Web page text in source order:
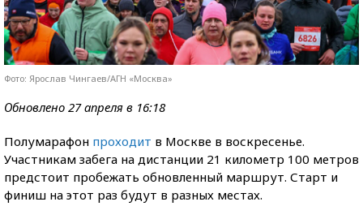
Фото: Ярослав Чингаев/АГН «Москва»
Обновлено 27 апреля в 16:18
Полумарафон проходит в Москве в воскресенье.
Участникам забега на дистанции 21 километр 100 метров
предстоит пробежать обновленный маршрут. Старт и
финиш на этот раз будут в разных местах.